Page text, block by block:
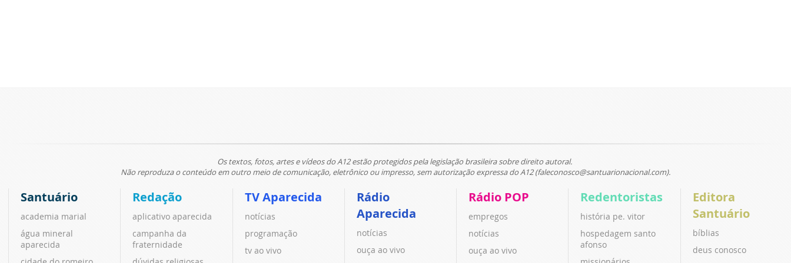
Os textos, fotos, artes e vídeos do A12 estão protegidos pela legislação brasileira sobre direito autoral.
Não reproduza o conteúdo em outro meio de comunicação, eletrônico ou impresso, sem autorização expressa do A12 (faleconosco@santuarionacional.com).
Santuário
academia marial
água mineral
aparecida
Redação
aplicativo aparecida
campanha da
fraternidade
TV Aparecida
notícias
programação
tv ao vivo
Rádio
Aparecida
notícias
ouça ao vivo
Rádio POP
empregos
notícias
ouça ao vivo
Redentoristas
história pe. vitor
hospedagem santo
afonso
Editora
Santuário
bíblias
deus conosco